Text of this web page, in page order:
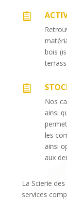

bois

Nos
ainsi
les
ainsi
aux
La Scierie
services